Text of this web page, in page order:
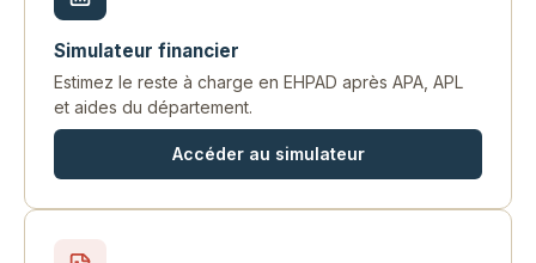
Simulateur financier
Estimez le reste à charge en EHPAD après APA, APL
et aides du département.
Accéder au simulateur